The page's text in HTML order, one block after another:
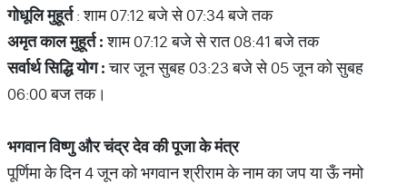
गोधूलि मुहूर्त: शाम 07:12 बजे से 07:34 बजे तक
अमृत काल मुहूर्त :शाम 07:12 बजे से रात 08:41 बजे तक
सर्वार्थ सिद्धि योग :चार जून सुबह 03:23 बजे से 05 जून को सुबह
06:00 बज तक।
भगवान विष्णु और चंद्र देव की पूजा के मंत्र
पूर्णिमा के दिन 4 जून को भगवान श्रीराम के नाम का जप या ऊँ नमो